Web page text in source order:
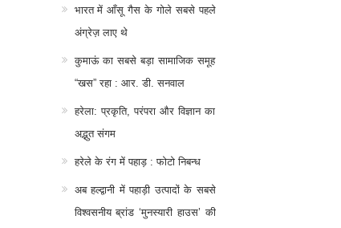
भारत में आँसू गैस के गोले सबसे पहले
अंग्रेज़ लाए थे
कुमाऊं का सबसे बड़ा सामाजिक समूह
“खस” रहा : आर. डी. सनवाल
हरेला: प्रकृति, परंपरा और विज्ञान का
अद्भुत संगम
हरेले के रंग में पहाड़ : फोटो निबन्ध
अब हल्द्वानी में पहाड़ी उत्पादों के सबसे
विश्वसनीय ब्रांड ‘मुनस्यारी हाउस’ की